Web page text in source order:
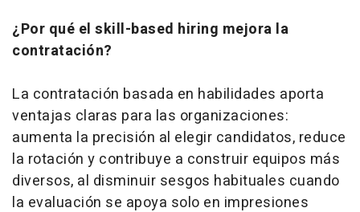
¿Por qué el skill-based hiring mejora la
contratación?
La contratación basada en habilidades aporta
ventajas claras para las organizaciones:
aumenta la precisión al elegir candidatos, reduce
la rotación y contribuye a construir equipos más
diversos, al disminuir sesgos habituales cuando
la evaluación se apoya solo en impresiones